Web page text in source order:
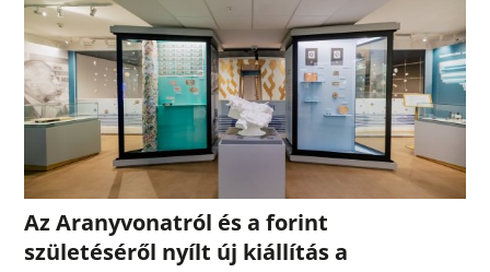
Az Aranyvonatról és a forint
születéséről nyílt új kiállítás a